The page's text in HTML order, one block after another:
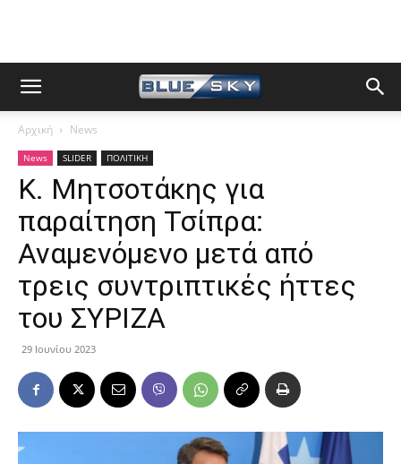
Αρχική News
News SLIDER ΠΟΛΙΤΙΚΗ
Κ. Μητσοτάκης για
παραίτηση Τσίπρα:
Αναμενόμενο μετά από
τρεις συντριπτικές ήττες
του ΣΥΡΙΖΑ
29 Ιουνίου 2023